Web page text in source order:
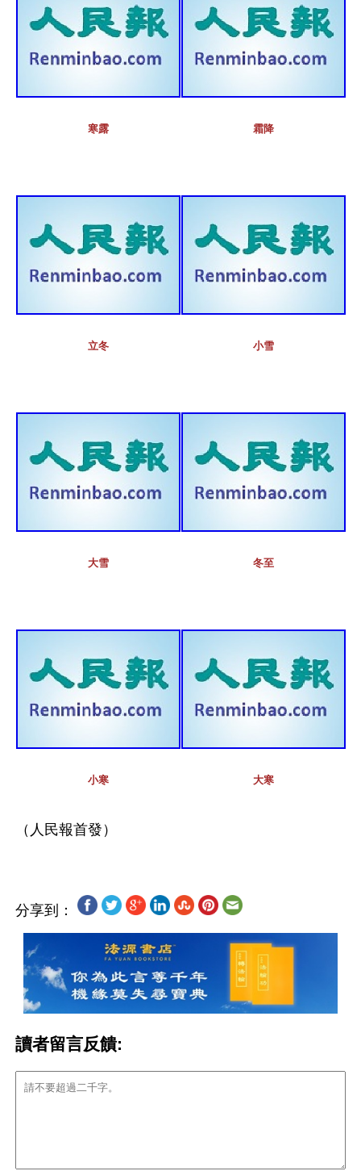
寒露 霜降
立冬 小雪
大雪 冬至
小寒 大寒
分享到：
讀者留言反饋: